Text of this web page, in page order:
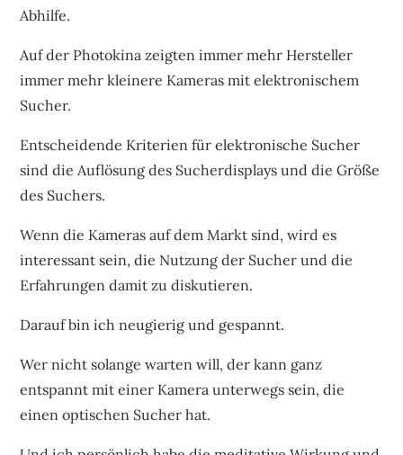
Abhilfe.
Auf der Photokina zeigten immer mehr Hersteller
immer mehr kleinere Kameras mit elektronischem
Sucher.
Entscheidende Kriterien für elektronische Sucher
sind die Auflösung des Sucherdisplays und die Größe
des Suchers.
Wenn die Kameras auf dem Markt sind, wird es
interessant sein, die Nutzung der Sucher und die
Erfahrungen damit zu diskutieren.
Darauf bin ich neugierig und gespannt.
Wer nicht solange warten will, der kann ganz
entspannt mit einer Kamera unterwegs sein, die
einen optischen Sucher hat.